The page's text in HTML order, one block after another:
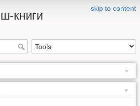
skip to content
книги